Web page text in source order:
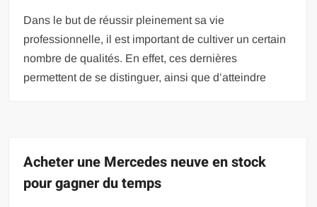
Dans le but de réussir pleinement sa vie
professionnelle, il est important de cultiver un certain
nombre de qualités. En effet, ces dernières
permettent de se distinguer, ainsi que d’atteindre
Acheter une Mercedes neuve en stock
pour gagner du temps